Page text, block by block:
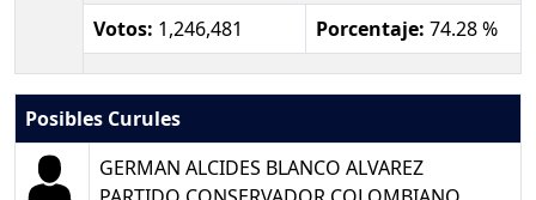
Votos: 1,246,481 Porcentaje: 74.28 %
Posibles Curules
GERMAN ALCIDES BLANCO ALVAREZ